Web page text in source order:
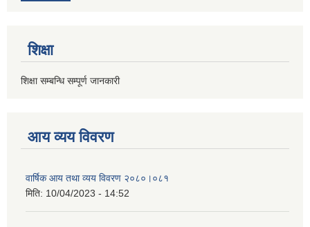
शिक्षा
शिक्षा सम्बन्धि सम्पूर्ण जानकारी
आय व्यय विवरण
वार्षिक आय तथा व्यय विवरण २०८०।०८१
मिति: 10/04/2023 - 14:52